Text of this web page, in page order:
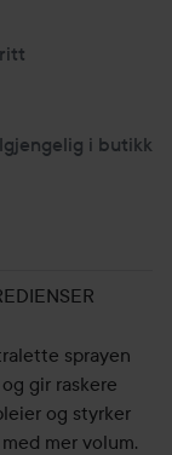
i butikk
sprayen
gir raskere
og styrker
mer volum.